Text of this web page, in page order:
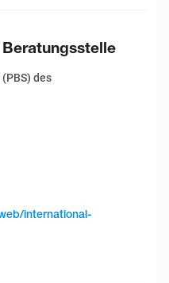
des
international-